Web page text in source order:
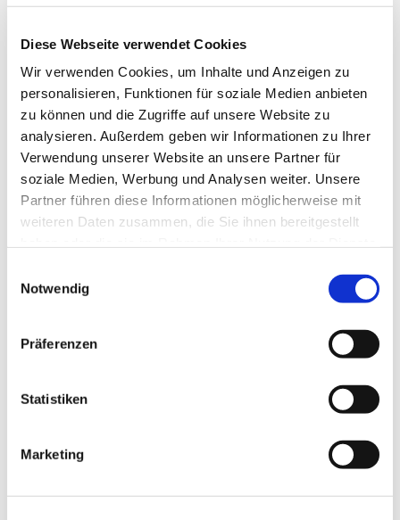
Diese Webseite verwendet Cookies
Wir verwenden Cookies, um Inhalte und Anzeigen zu
personalisieren, Funktionen für soziale Medien anbieten
zu können und die Zugriffe auf unsere Website zu
analysieren. Außerdem geben wir Informationen zu Ihrer
Verwendung unserer Website an unsere Partner für
soziale Medien, Werbung und Analysen weiter. Unsere
Partner führen diese Informationen möglicherweise mit
weiteren Daten zusammen, die Sie ihnen bereitgestellt
Notwendig
Präferenzen
Statistiken
Marketing